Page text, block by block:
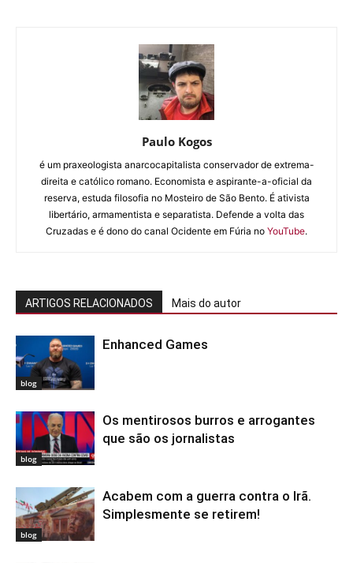
Paulo Kogos
é um praxeologista anarcocapitalista conservador de extrema-
direita e católico romano. Economista e aspirante-a-oficial da
reserva, estuda filosofia no Mosteiro de São Bento. É ativista
libertário, armamentista e separatista. Defende a volta das
Cruzadas e é dono do canal Ocidente em Fúria no YouTube.
ARTIGOS RELACIONADOS Mais do autor
blog
Enhanced Games
blog
Os mentirosos burros e arrogantes
que são os jornalistas
blog
Acabem com a guerra contra o Irã.
Simplesmente se retirem!